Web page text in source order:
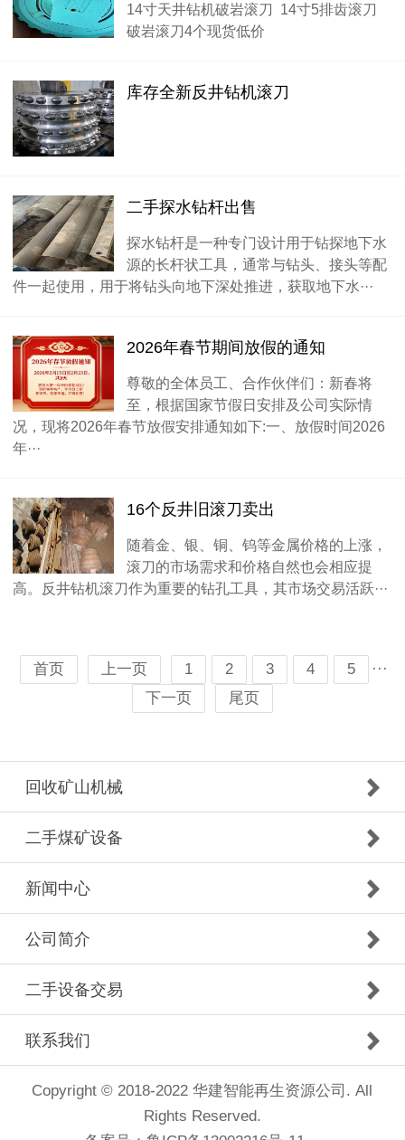
14寸天井钻机破岩滚刀 14寸5排齿滚刀
破岩滚刀4个现货低价
库存全新反井钻机滚刀
二手探水钻杆出售
探水钻杆是一种专门设计用于钻探地下水
源的长杆状工具，通常与钻头、接头等配
件一起使用，用于将钻头向地下深处推进，获取地下水···
2026年春节期间放假的通知
尊敬的全体员工、合作伙伴们：新春将
至，根据国家节假日安排及公司实际情
况，现将2026年春节放假安排通知如下:一、放假时间2026
年···
16个反井旧滚刀卖出
随着金、银、铜、钨等金属价格的上涨，
滚刀的市场需求和价格自然也会相应提
高。反井钻机滚刀作为重要的钻孔工具，其市场交易活跃···
首页 上一页 1 2 3 4 5
···
下一页
尾页
回收矿山机械
二手煤矿设备
新闻中心
公司简介
二手设备交易
联系我们
Copyright © 2018-2022 华建智能再生资源公司. All
Rights Reserved.